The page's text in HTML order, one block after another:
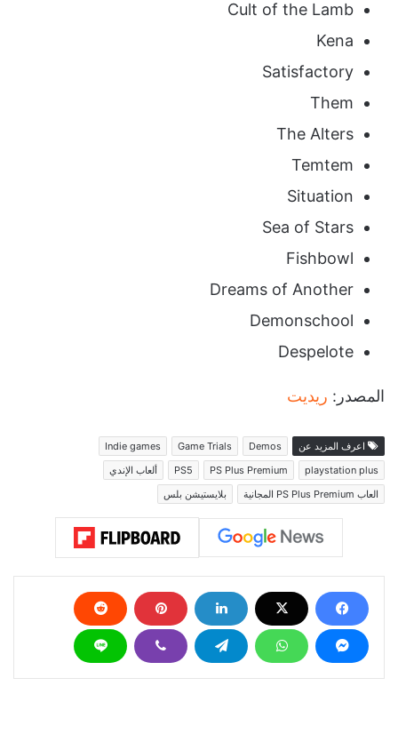
Cult of the Lamb
Kena
Satisfactory
Them
The Alters
Temtem
Situation
Sea of Stars
Fishbowl
Dreams of Another
Demonschool
Despelote
المصدر: ريديت
اعرف المزيد عن Demos
Game Trials
Indie games
playstation plus
PS Plus Premium
PS5
ألعاب الإندي
العاب PS Plus Premium المجانية
بلايستيشن بلس